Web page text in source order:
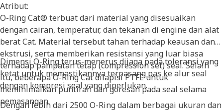
Atribut:
O-Ring Cat® terbuat dari material yang disesuaikan
dengan cairan, temperatur, dan tekanan di engine dan alat
berat Cat. Material tersebut tahan terhadap keausan dan
ekstrusi, serta memberikan resistansi yang luar biasa
terhadap pampatan tetap (compression set) seal. Selain
itu, beberapa O-Ring Cat dilapisi PTFE untuk
meminimalkan puntiran dan goresan pada seal selama
pemasangan.
Dimensi O-Ring terus-menerus dijaga pada toleransi yang
ketat untuk memastikannya terpasang pas ke alur seal
dengan kompresi seal yang diperlukan.
Dengan lebih dari 2500 O-Ring dalam berbagai ukuran dan